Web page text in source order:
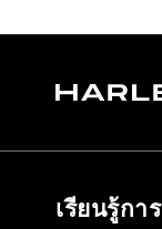
เรียนรู้กา